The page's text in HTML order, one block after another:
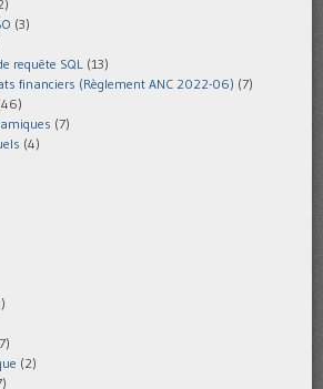
(3)
requête SQL (13)
financiers (Règlement ANC 2022-06) (7)
(7)
(4)
(2)